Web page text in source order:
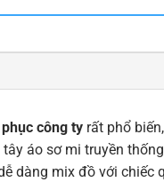
công tyrất phổ
áo sơ mi truyền
dàng mix đồ với chiếc